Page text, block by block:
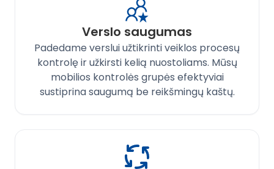
Verslo saugumas
Padedame verslui užtikrinti veiklos procesų
kontrolę ir užkirsti kelią nuostoliams. Mūsų
mobilios kontrolės grupės efektyviai
sustiprina saugumą be reikšmingų kaštų.